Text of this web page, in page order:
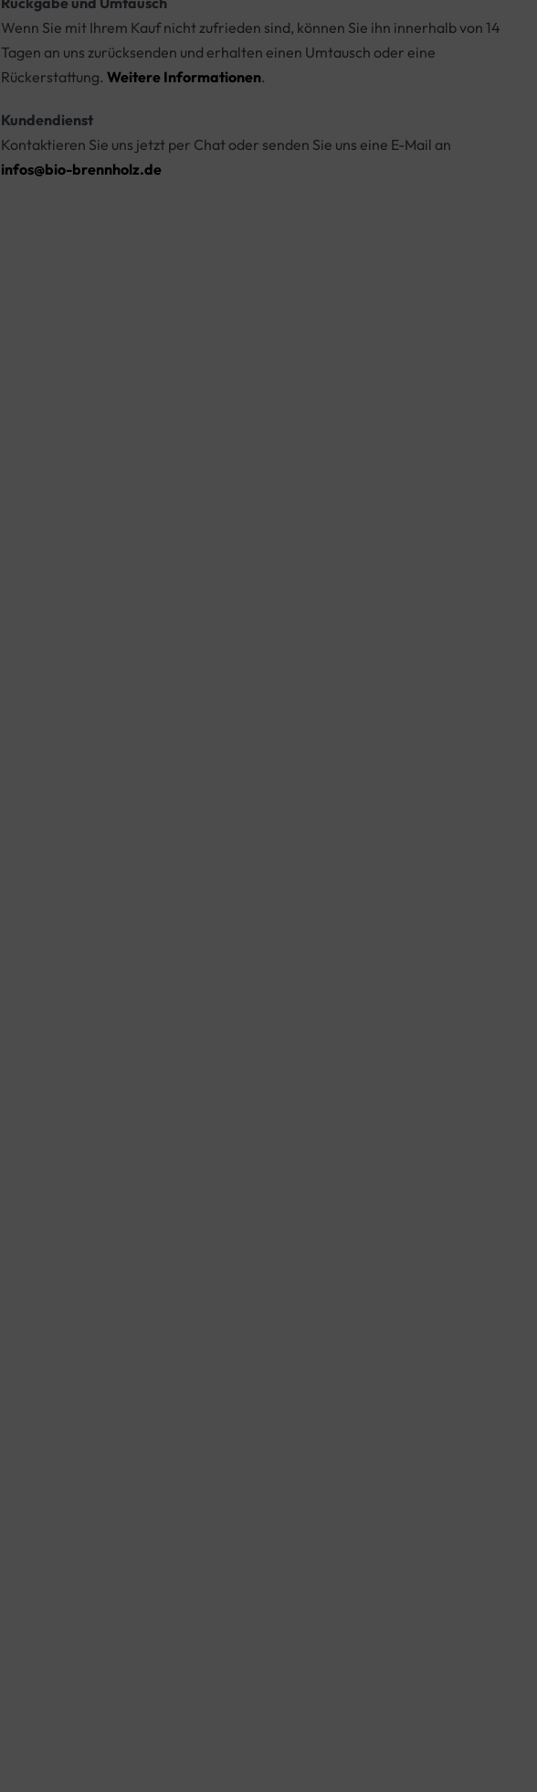
Wenn Sie mit Ihrem Kauf nicht zufrieden sind, können Sie ihn innerhalb von 14
Tagen an uns zurücksenden und erhalten einen Umtausch oder eine
Rückerstattung. Weitere Informationen.
Kundendienst
Kontaktieren Sie uns jetzt per Chat oder senden Sie uns eine E-Mail an
infos@bio-brennholz.de